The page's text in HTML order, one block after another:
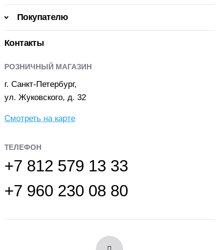
Покупателю
Контакты
РОЗНИЧНЫЙ МАГАЗИН
г. Санкт-Петербург,
ул. Жуковского, д. 32
Смотреть на карте
ТЕЛЕФОН
+7 812 579 13 33
+7 960 230 08 80